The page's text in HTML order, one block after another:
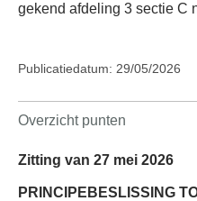
gekend afdeling 3 sectie C
Publicatiedatum: 29/05/2026
Overzicht punten
Zitting van 27 mei 2026
PRINCIPEBESLISSING